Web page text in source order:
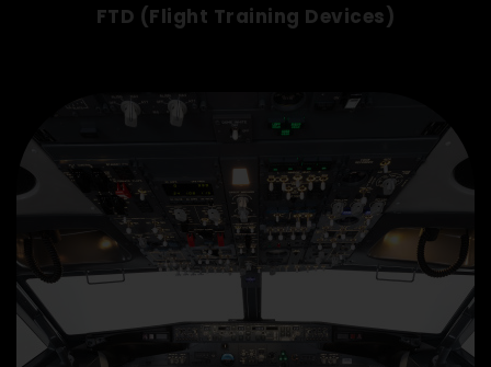
FTD (Flight Training Devices)